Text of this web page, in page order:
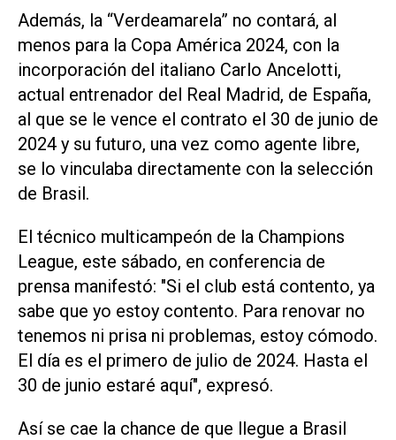
Además, la “Verdeamarela” no contará, al
menos para la Copa América 2024, con la
incorporación del italiano Carlo Ancelotti,
actual entrenador del Real Madrid, de España,
al que se le vence el contrato el 30 de junio de
2024 y su futuro, una vez como agente libre,
se lo vinculaba directamente con la selección
de Brasil.
El técnico multicampeón de la Champions
League, este sábado, en conferencia de
prensa manifestó: "Si el club está contento, ya
sabe que yo estoy contento. Para renovar no
tenemos ni prisa ni problemas, estoy cómodo.
El día es el primero de julio de 2024. Hasta el
30 de junio estaré aquí", expresó.
Así se cae la chance de que llegue a Brasil